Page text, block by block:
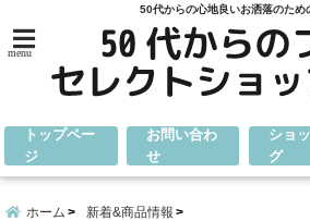
50代からの心地良いお洒落のため
menu
トップペー
ジ
お問い合わ
せ
ショ
グ
ホーム 新着&商品情報